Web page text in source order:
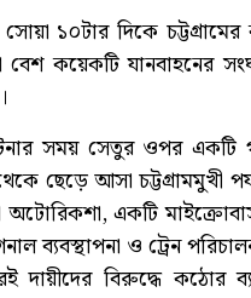
১০টার দিকে
কয়েকটি যানবাহনের
সময় সেতুর ওপর একটি
ছেড়ে আসা চট্টগ্রামমুখী
একটি
ব্যবস্থাপনা ও ট্রেন
দায়ীদের বিরুদ্ধে কঠোর